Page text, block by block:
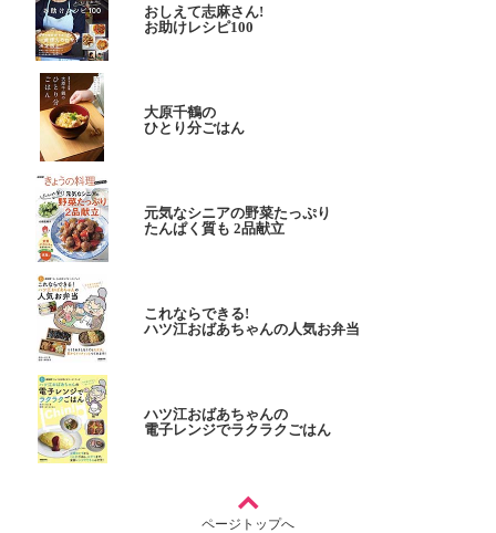
おしえて志麻さん!
お助けレシピ100
大原千鶴の
ひとり分ごはん
元気なシニアの野菜たっぷり
たんぱく質も 2品献立
これならできる!
ハツ江おばあちゃんの人気お弁当
ハツ江おばあちゃんの
電子レンジでラクラクごはん
ページトップへ